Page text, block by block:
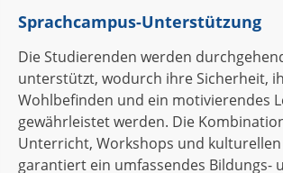
Sprachcampus-Unterstützung
Die Studierenden werden
unterstützt, wodurch ihre Sicherheit,
Wohlbefinden und ein motivierendes
gewährleistet werden. Die
Unterricht, Workshops und
garantiert ein umfassendes Bildungs-